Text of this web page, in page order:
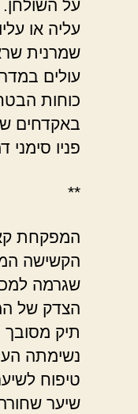
על השולחן.
עליה או
שמרנית
עולים
כוחות
באקדחים
פניו סימני
**
המפקחת
הקשישה
שגרמה
הצדק של
תיק מסובך
נשימתה
טיפוח
שיער